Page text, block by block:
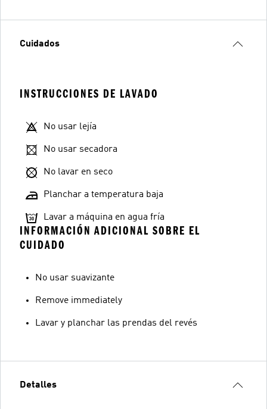
Cuidados
INSTRUCCIONES DE LAVADO
No usar lejía
No usar secadora
No lavar en seco
Planchar a temperatura baja
Lavar a máquina en agua fría
INFORMACIÓN ADICIONAL SOBRE EL
CUIDADO
No usar suavizante
Remove immediately
Lavar y planchar las prendas del revés
Detalles